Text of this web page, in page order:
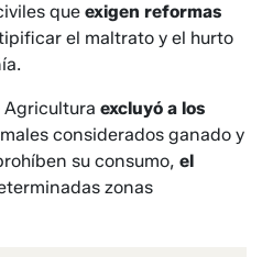
que exigen reformas
el maltrato y el hurto
Agricultura excluyó a los
considerados ganado y
su consumo, el
zonas